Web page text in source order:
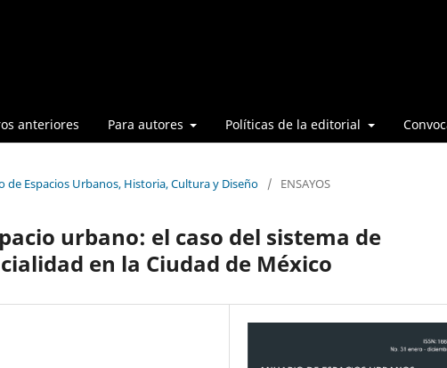
anteriores Para autores Políticas de la editorial
de Espacios Urbanos, Historia, Cultura y Diseño / ENSAYOS
urbano: el caso del sistema de
en la Ciudad de México